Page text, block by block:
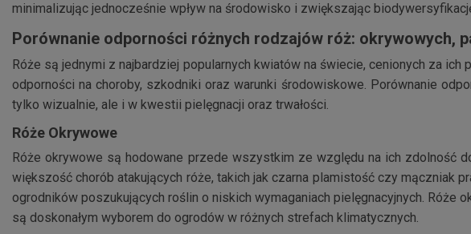
minimalizując jednocześnie wpływ na środowisko i zwiększając
Porównanie odporności różnych rodzajów róż: okrywowych,
Róże są jednymi z najbardziej popularnych kwiatów na świecie, cenionych za
odporności na choroby, szkodniki oraz warunki środowiskowe. Porównanie
tylko wizualnie, ale i w kwestii pielęgnacji oraz trwałości.
Róże Okrywowe
Róże okrywowe są hodowane przede wszystkim ze względu na ich zdolność
większość chorób atakujących róże, takich jak czarna plamistość czy mączniak
ogrodników poszukujących roślin o niskich wymaganiach pielęgnacyjnych.
są doskonałym wyborem do ogrodów w różnych strefach klimatycznych.